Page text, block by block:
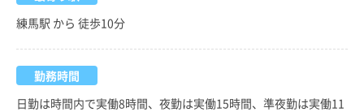
練馬駅 から 徒歩10分
勤務時間
日勤は時間内で実働8時間、夜勤は実働15時間、準夜勤は実働11